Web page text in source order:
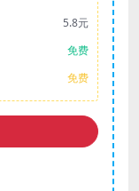
5.8元
免费
免费